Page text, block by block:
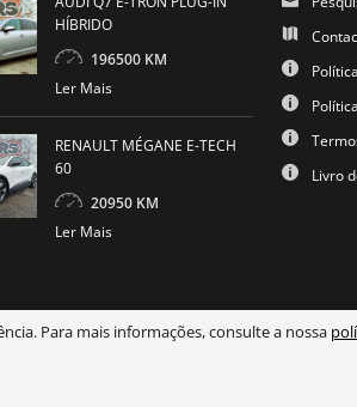
HÍBRIDO
196500 KM
Ler Mais
RENAULT MÉGANE E-TECH
60
20950 KM
Ler Mais
Livro
Para mais informações, consulte a nossa